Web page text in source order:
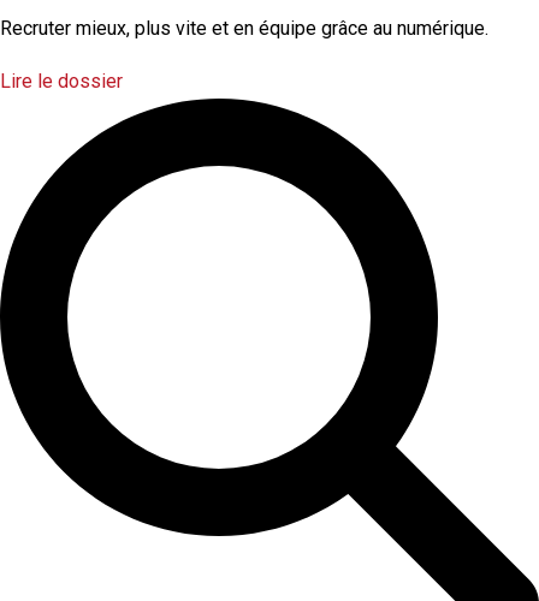
Recruter mieux, plus vite et en équipe grâce au numérique.
Lire le dossier